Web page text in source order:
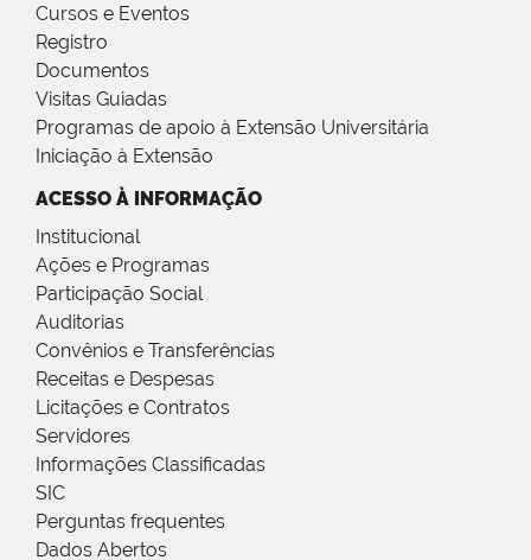
Cursos e Eventos
Registro
Documentos
Visitas Guiadas
Programas de apoio à Extensão Universitária
Iniciação à Extensão
ACESSO À INFORMAÇÃO
Institucional
Ações e Programas
Participação Social
Auditorias
Convênios e Transferências
Receitas e Despesas
Licitações e Contratos
Servidores
Informações Classificadas
SIC
Perguntas frequentes
Dados Abertos